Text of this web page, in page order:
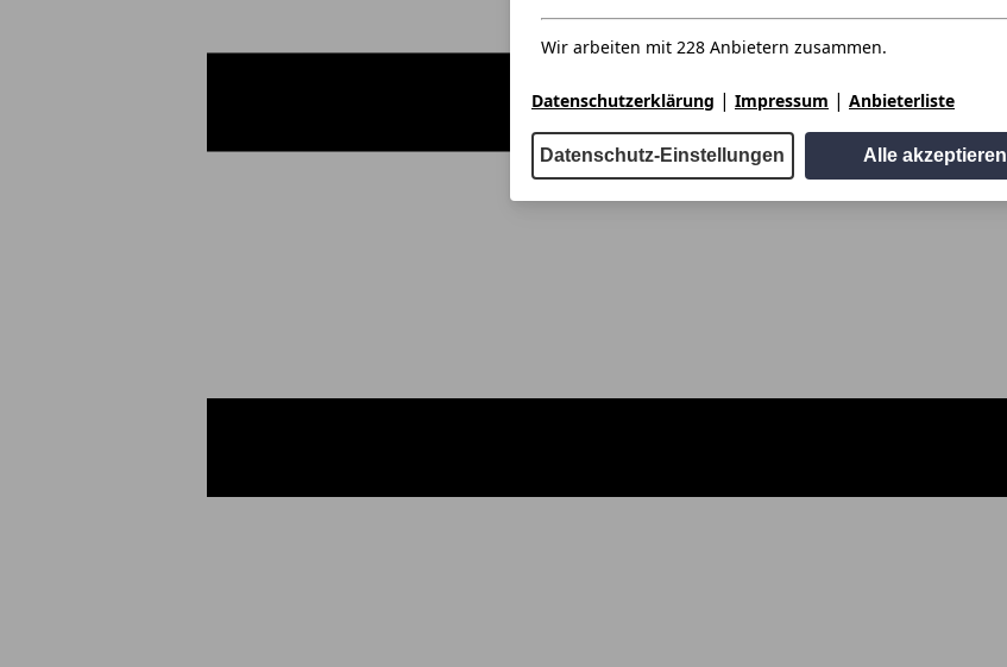
Wir arbeiten mit 228 Anbietern zusammen.
Datenschutzerklärung | Impressum | Anbieterliste
Datenschutz-Einstellungen Alle akzeptieren